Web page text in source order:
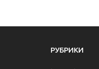
РУБРИКИ